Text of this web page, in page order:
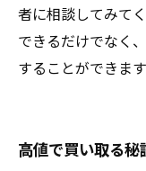
者に相談してみて
できるだけでなく
することができます
高値で買い取る秘